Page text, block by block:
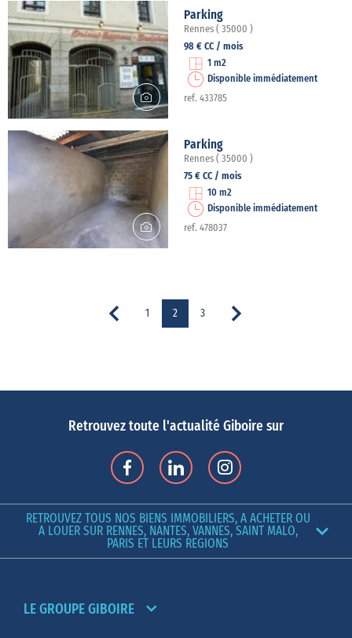
Parking
Rennes ( 35000 )
98 € CC / mois
1 m2
Disponible immédiatement
ref. 433785
Parking
Rennes ( 35000 )
75 € CC / mois
10 m2
Disponible immédiatement
ref. 478037
1 2 3
Retrouvez toute l'actualité Giboire sur
RETROUVEZ TOUS NOS BIENS IMMOBILIERS, A ACHETER OU
A LOUER SUR RENNES, NANTES, VANNES, SAINT MALO,
PARIS ET LEURS REGIONS
LE GROUPE GIBOIRE